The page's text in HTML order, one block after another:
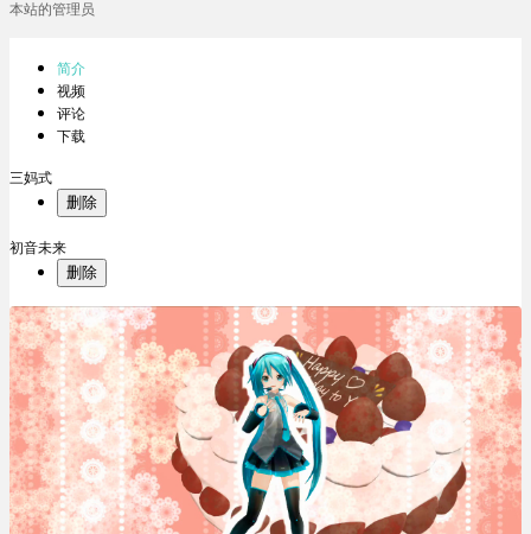
本站的管理员
简介
视频
评论
下载
三妈式
删除
初音未来
删除